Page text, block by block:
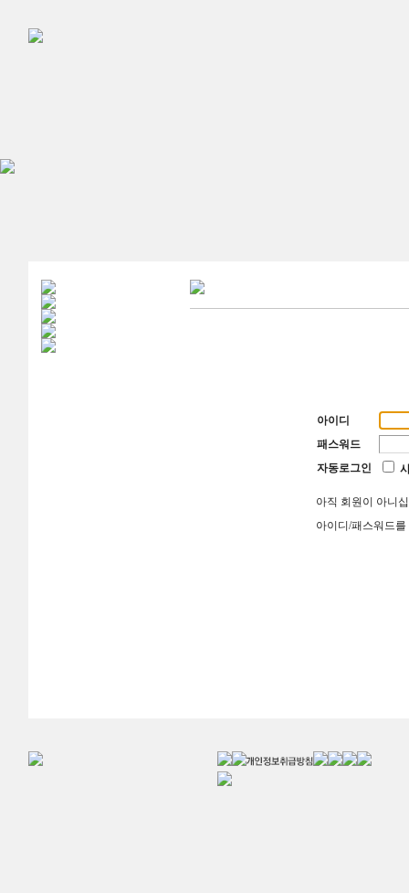
아이디
패스워드
자동로그인
아직 회원이 아니
아이디/패스워드